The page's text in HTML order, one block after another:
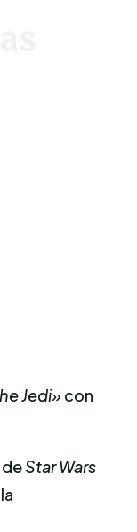
Jedi» con
deStar Wars